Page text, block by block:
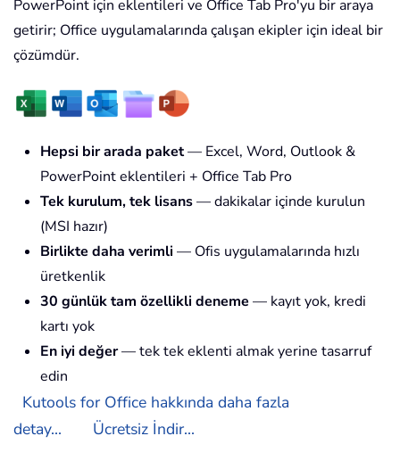
PowerPoint için eklentileri ve Office Tab Pro'yu bir araya
getirir; Office uygulamalarında çalışan ekipler için ideal bir
çözümdür.
Hepsi bir arada paket— Excel, Word, Outlook &
PowerPoint eklentileri + Office Tab Pro
Tek kurulum, tek lisans— dakikalar içinde kurulun
(MSI hazır)
Birlikte daha verimli — Ofis uygulamalarında hızlı
üretkenlik
30 günlük tam özellikli deneme — kayıt yok, kredi
kartı yok
En iyi değer— tek tek eklenti almak yerine tasarruf
edin
Kutools for Office hakkında daha fazla
detay...
Ücretsiz İndir...